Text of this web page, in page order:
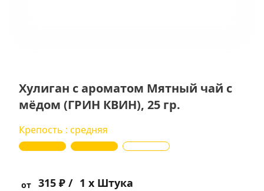
Хулиган с ароматом Мятный чай с
мёдом (ГРИН КВИН), 25 гр.
Крепость : средняя
от 315 ₽ / 1 x Штука